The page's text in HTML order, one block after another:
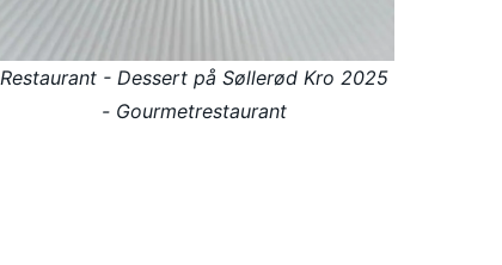
Restaurant - Dessert på Søllerød Kro 2025
- Gourmetrestaurant